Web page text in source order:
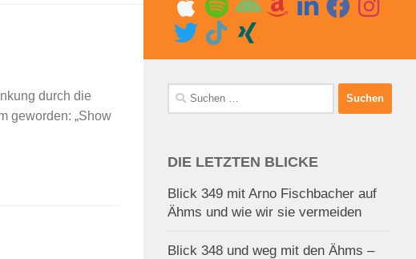
durch die
geworden: „Show
Suchen
nach:
DIE LETZTEN BLICKE
Blick 349 mit Arno Fischbacher auf
Ähms und wie wir sie vermeiden
Blick 348 und weg mit den Ähms –